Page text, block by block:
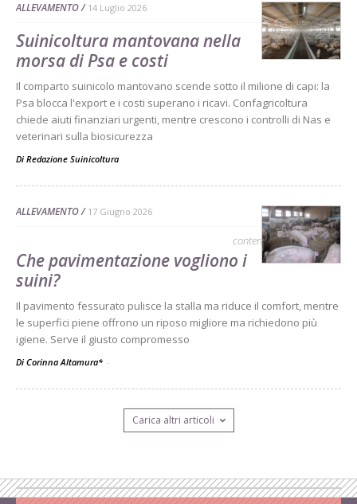
ALLEVAMENTO 14 Luglio 2026
Suinicoltura mantovana nella
morsa di Psa e costi
Il comparto suinicolo mantovano scende sotto il milione di capi: la
Psa blocca l'export e i costi superano i ricavi. Confagricoltura
chiede aiuti finanziari urgenti, mentre crescono i controlli di Nas e
veterinari sulla biosicurezza
Di Redazione Suinicoltura
ALLEVAMENTO 17 Giugno 2026
contenuto sponsorizzato
Che pavimentazione vogliono i
suini?
Il pavimento fessurato pulisce la stalla ma riduce il comfort, mentre
le superfici piene offrono un riposo migliore ma richiedono più
igiene. Serve il giusto compromesso
Di Corinna Altamura* -
Carica altri articoli